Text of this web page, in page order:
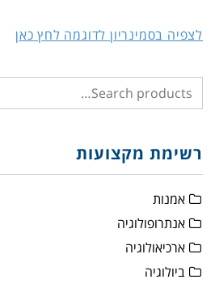
לצפיה בסמינריון לדוגמה לחץ כאן
רשימת מקצועות
אמנות
אנתרופולוגיה
ארכיאולוגיה
ביולוגיה